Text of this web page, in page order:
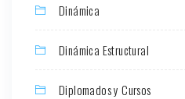
Dinámica
Dinámica Estructural
Diplomados y Cursos